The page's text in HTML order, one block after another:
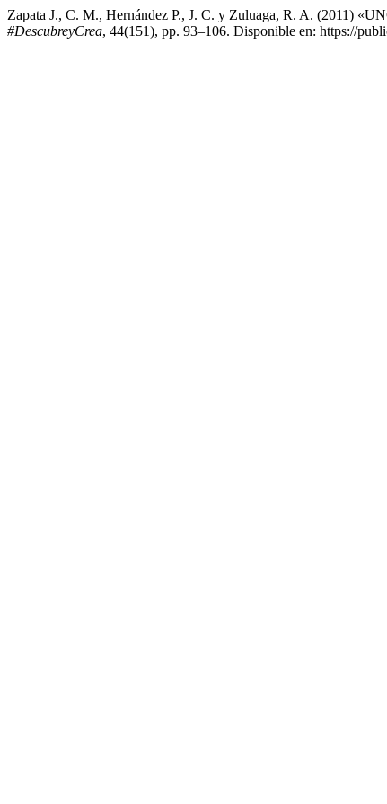
Zapata J., C. M., Hernández P., J. C. y Zuluaga, R. A. (2011)
#DescubreyCrea, 44(151), pp. 93–106. Disponible en: https://